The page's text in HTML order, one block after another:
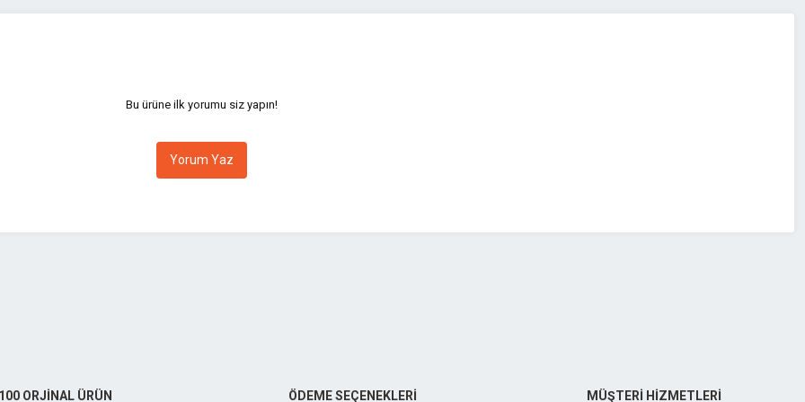
Bu ürüne ilk yorumu siz yapın!
Yorum Yaz
ORJİNAL ÜRÜN ÖDEME SEÇENEKLERİ MÜŞTERİ HİZMETLERİ